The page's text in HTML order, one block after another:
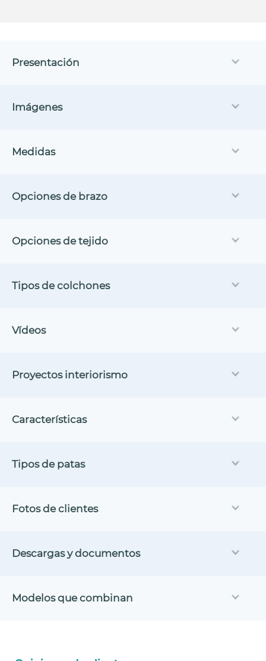
Presentación
Imágenes
Medidas
Opciones de brazo
Opciones de tejido
Tipos de colchones
Vídeos
Proyectos interiorismo
Características
Tipos de patas
Fotos de clientes
Descargas y documentos
Modelos que combinan